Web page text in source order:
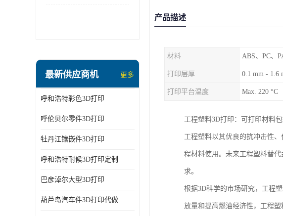
最新供应商机 更多
呼和浩特彩色3D打印
呼伦贝尔零件3D打印
牡丹江镶嵌件3D打印
呼和浩特耐候3D打印定制
巴彦淖尔大型3D打印
葫芦岛汽车件3D打印代做
产品描述
材料 ABS、PC、
打印层厚 0.1 mm - 1.6
打印平台温度 Max. 220 °C
工程塑料3D打印：可打印材料
工程塑料以其优良的抗冲击性
程材料使用。未来工程塑料替
求。
根据3D科学的市场研究，工程
放量和提高燃油经济性，工程